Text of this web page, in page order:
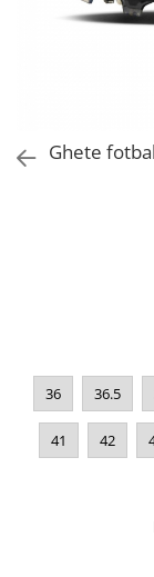
Bluze fotbal copii
Sorturi fotbal femei
Ghete
36 36.5
41 42